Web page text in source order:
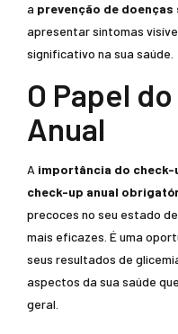
a prevenção de
apresentar sintomas
significativo na sua saúde.
O Papel
Anual
A importância do check-
check-up anual
precoces no seu estado
mais eficazes. É uma
seus resultados de
aspectos da sua saúde
geral.